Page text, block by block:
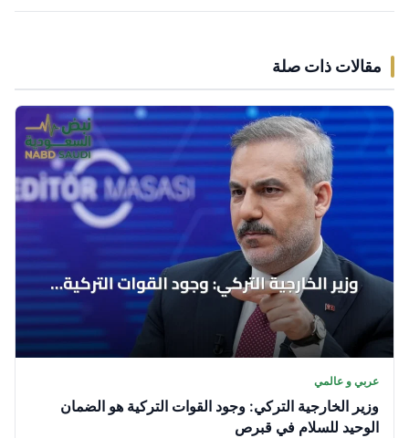
مقالات ذات صلة
عربي و عالمي
وزير الخارجية التركي: وجود القوات التركية هو الضمان
الوحيد للسلام في قبرص